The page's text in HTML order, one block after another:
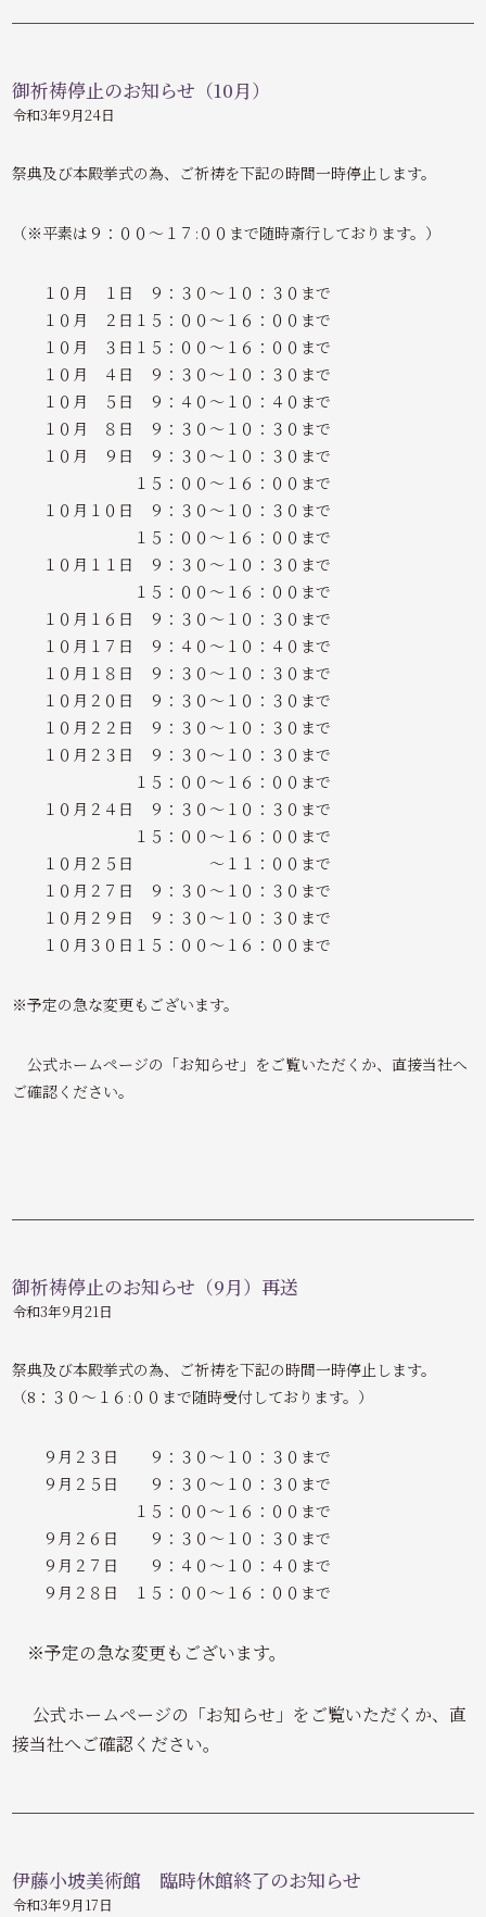
御祈祷停止のお知らせ（10月）
令和3年9月24日
祭典及び本殿挙式の為、ご祈祷を下記の時間一時停止します。
（※平素は９：００～１７:００まで随時斎行しております。）
１０月 １日 ９：３０～１０：３０まで
１０月 ２日１５：００～１６：００まで
１０月 ３日１５：００～１６：００まで
１０月 ４日 ９：３０～１０：３０まで
１０月 ５日 ９：４０～１０：４０まで
１０月 ８日 ９：３０～１０：３０まで
１０月 ９日 ９：３０～１０：３０まで
１５：００～１６：００まで
１０月１０日 ９：３０～１０：３０まで
１５：００～１６：００まで
１０月１１日 ９：３０～１０：３０まで
１５：００～１６：００まで
１０月１６日 ９：３０～１０：３０まで
１０月１７日 ９：４０～１０：４０まで
１０月１８日 ９：３０～１０：３０まで
１０月２０日 ９：３０～１０：３０まで
１０月２２日 ９：３０～１０：３０まで
１０月２３日 ９：３０～１０：３０まで
１５：００～１６：００まで
１０月２４日 ９：３０～１０：３０まで
１５：００～１６：００まで
１０月２５日 ～１１：００まで
１０月２７日 ９：３０～１０：３０まで
１０月２９日 ９：３０～１０：３０まで
１０月３０日１５：００～１６：００まで
※予定の急な変更もございます。
公式ホームページの「お知らせ」をご覧いただくか、直接当社へ
ご確認ください。
御祈祷停止のお知らせ（9月）再送
令和3年9月21日
祭典及び本殿挙式の為、ご祈祷を下記の時間一時停止します。
（8：３０～１６:００まで随時受付しております。）
９月２３日 ９：３０～１０：３０まで
９月２５日 ９：３０～１０：３０まで
１５：００～１６：００まで
９月２６日 ９：３０～１０：３０まで
９月２７日 ９：４０～１０：４０まで
９月２８日 １５：００～１６：００まで
※予定の急な変更もございます。
公式ホームページの「お知らせ」をご覧いただくか、直
接当社へご確認ください。
伊藤小坡美術館 臨時休館終了のお知らせ
令和3年9月17日